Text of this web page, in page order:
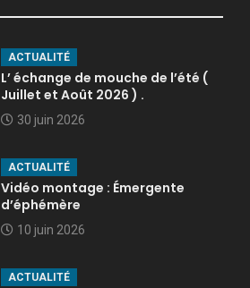
ACTUALITÉ
L’ échange de mouche de l’été (
Juillet et Août 2026 ) .
30 juin 2026
ACTUALITÉ
Vidéo montage : Émergente
d’éphémère
10 juin 2026
ACTUALITÉ